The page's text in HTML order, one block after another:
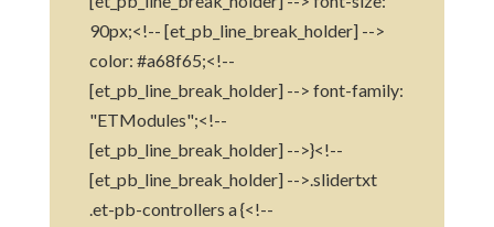
90px;<!-- [et_pb_line_break_holder] -->
color: #a68f65;<!--
[et_pb_line_break_holder] --> font-family:
"ETModules";<!--
[et_pb_line_break_holder] -->}<!--
[et_pb_line_break_holder] -->.slidertxt
.et-pb-controllers a {<!--